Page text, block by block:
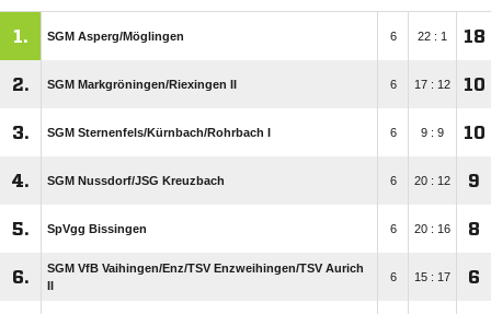
1. SGM Asperg/​Möglingen 6 22 : 1 18
2. SGM Markgröningen/​Riexingen II 6 17 : 12 10
3. SGM Sternenfels/​Kürnbach/​Rohrbach I 6 9 : 9 10
4. SGM Nussdorf/​JSG Kreuzbach 6 20 : 12 9
5. SpVgg Bissingen 6 20 : 16 8
6.
SGM VfB Vaihingen/​Enz/​TSV Enzweihingen/​TSV Aurich
II
6 15 : 17 6